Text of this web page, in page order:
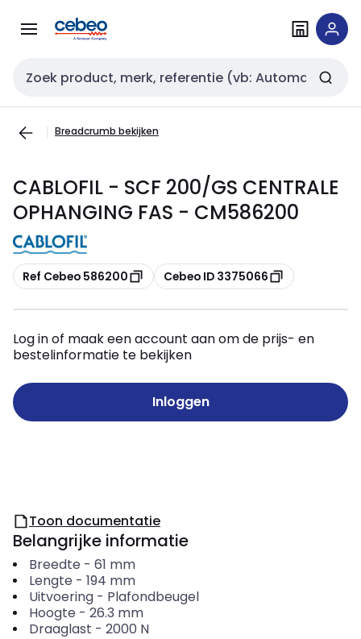
naar
naar
Zoekveld invoer
Breadcrumb bekijken
CABLOFIL - SCF 200/GS CENTRALE
OPHANGING FAS - CM586200
Kopiëren
Ref Cebeo 586200 Kopiëren
Cebeo ID 3375066
Log in of maak een account aan om de prijs- en
bestelinformatie te bekijken
Inloggen
Toon documentatie
Belangrijke informatie
Breedte - 61 mm
Lengte - 194 mm
Uitvoering- Plafondbeugel
Hoogte - 26.3 mm
Draaglast - 2000 N